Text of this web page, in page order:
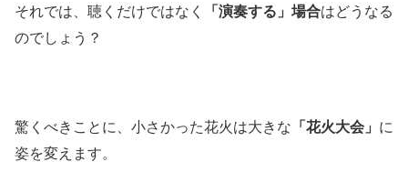
それでは、聴くだけではなく 「演奏する」場合はどうなる
のでしょう？
驚くべきことに、小さかった花火は大きな 「花火大会」 に
姿を変えます。